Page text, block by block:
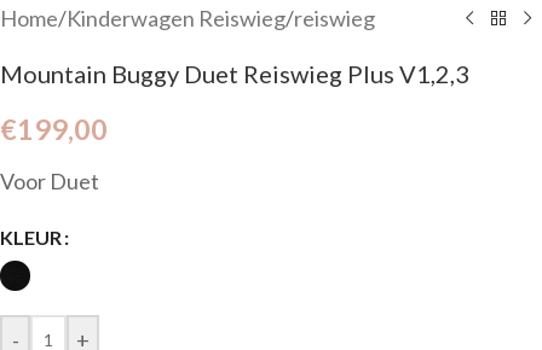
Home/Kinderwagen Reiswieg/reiswieg
Mountain Buggy Duet Reiswieg Plus V1,2,3
€199,00
Voor Duet
KLEUR
- +